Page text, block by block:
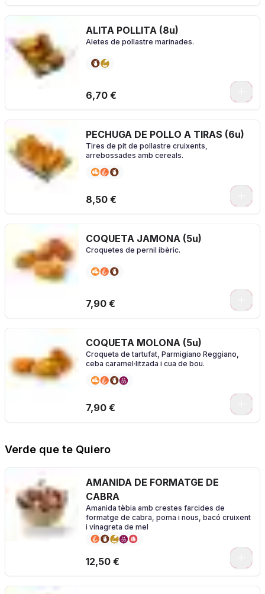
ALITA POLLITA (8u)
Aletes de pollastre marinades.
6,70 €
PECHUGA DE POLLO A TIRAS (6u)
Tires de pit de pollastre cruixents,
arrebossades amb cereals.
8,50 €
COQUETA JAMONA (5u)
Croquetes de pernil ibèric.
7,90 €
COQUETA MOLONA (5u)
Croqueta de tartufat, Parmigiano Reggiano,
ceba caramel·litzada i cua de bou.
7,90 €
Verde que te Quiero
AMANIDA DE FORMATGE DE
CABRA
Amanida tèbia amb crestes farcides de
formatge de cabra, poma i nous, bacó cruixent
i vinagreta de mel
12,50 €